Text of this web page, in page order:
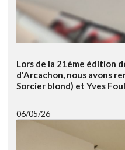
Lors de la 21ème édition
d'Arcachon, nous avons
Sorcier blond) et Yves
06/05/26